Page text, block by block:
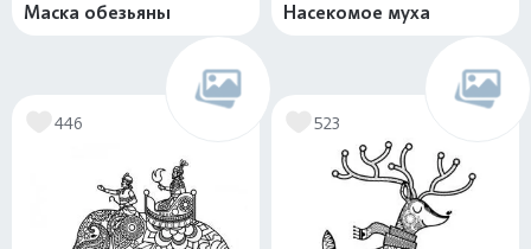
Маска обезьяны Насекомое муха
446 523